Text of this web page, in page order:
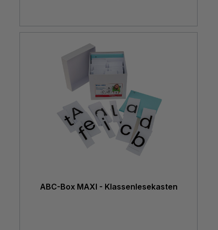
ABC-Box MAXI - Klassenlesekasten